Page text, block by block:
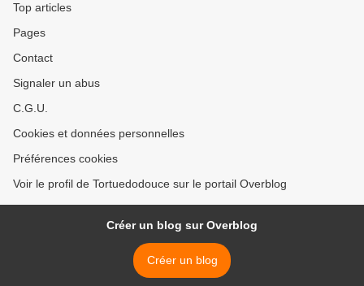
Top articles
Pages
Contact
Signaler un abus
C.G.U.
Cookies et données personnelles
Préférences cookies
Voir le profil de Tortuedodouce sur le portail Overblog
Créer un blog sur Overblog
Créer un blog